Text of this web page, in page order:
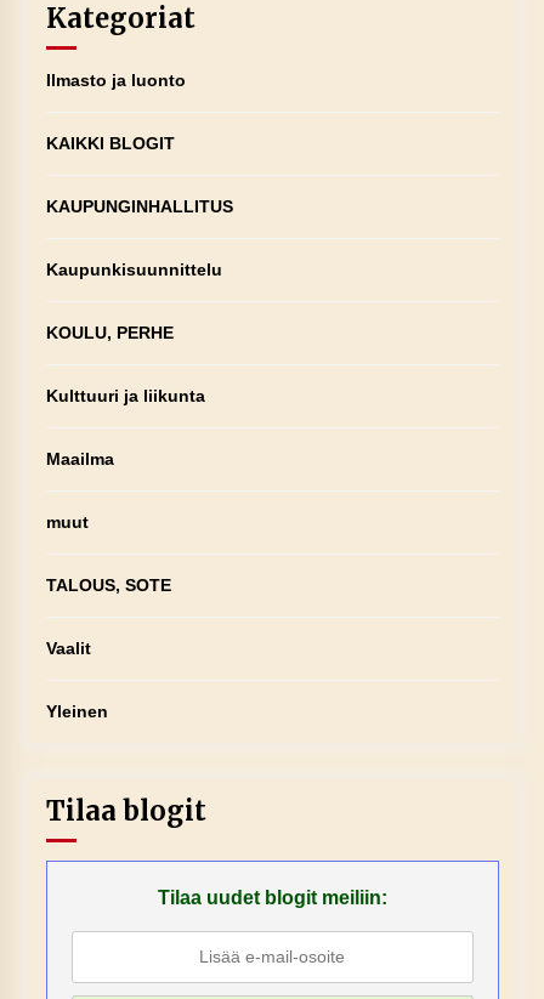
Kategoriat
Ilmasto ja luonto
KAIKKI BLOGIT
KAUPUNGINHALLITUS
Kaupunkisuunnittelu
KOULU, PERHE
Kulttuuri ja liikunta
Maailma
muut
TALOUS, SOTE
Vaalit
Yleinen
Tilaa blogit
Tilaa uudet blogit meiliin: